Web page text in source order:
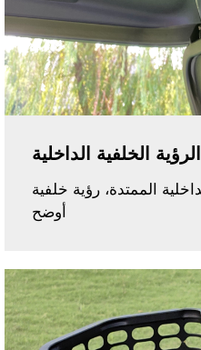
الخلفية الداخلية
الممتدة، رؤية خلفية
أوضح